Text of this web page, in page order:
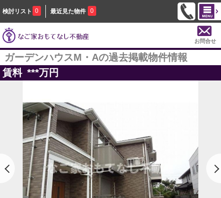
検討リスト 0 最近見た物件 0
お問合せ
ガーデンハウスM・Aの過去掲載物件情報
賃料 ***万円